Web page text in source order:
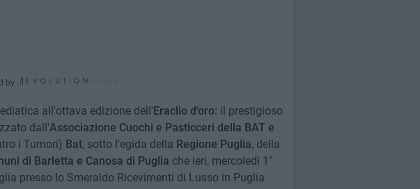
by
all'ottava edizione dell'Eraclio d'oro: il prestigioso
dall'Associazione Cuochi e Pasticceri della BAT e
i Tumori) Bat, sotto l'egida della Regione Puglia, della
di Barletta e Canosa di Puglia che ieri, mercoledì 1°
presso lo Smeraldo Ricevimenti di Lusso in Puglia.